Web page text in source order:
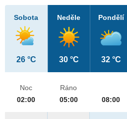
Sobota
26 °C
Neděle
30 °C
Pondělí
32 °C
Noc
02:00
Ráno
05:00
08:00